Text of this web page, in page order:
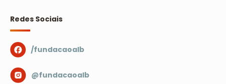
Redes Sociais
/fundacaoalb
@fundacaoalb